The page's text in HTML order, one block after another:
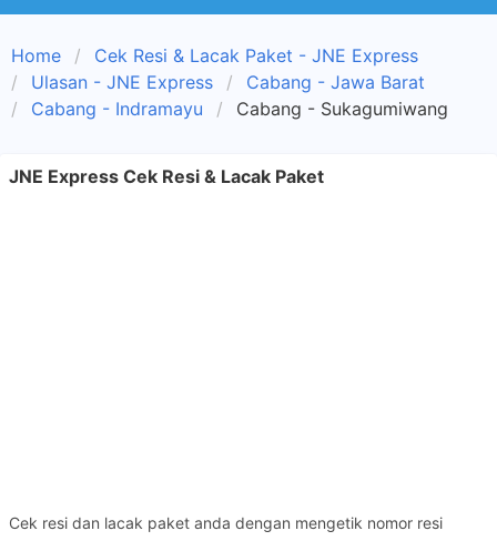
Home
Cek Resi & Lacak Paket - JNE Express
Ulasan - JNE Express
Cabang - Jawa Barat
Cabang - Indramayu
Cabang - Sukagumiwang
JNE Express Cek Resi & Lacak Paket
Cek resi dan lacak paket anda dengan mengetik nomor resi